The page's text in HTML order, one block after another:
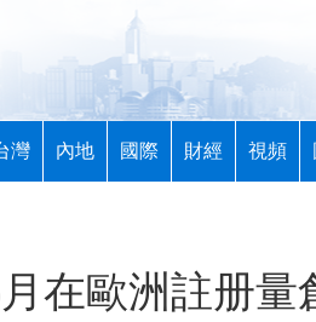
灣 內地 國際 財經 視頻
在歐洲註册量